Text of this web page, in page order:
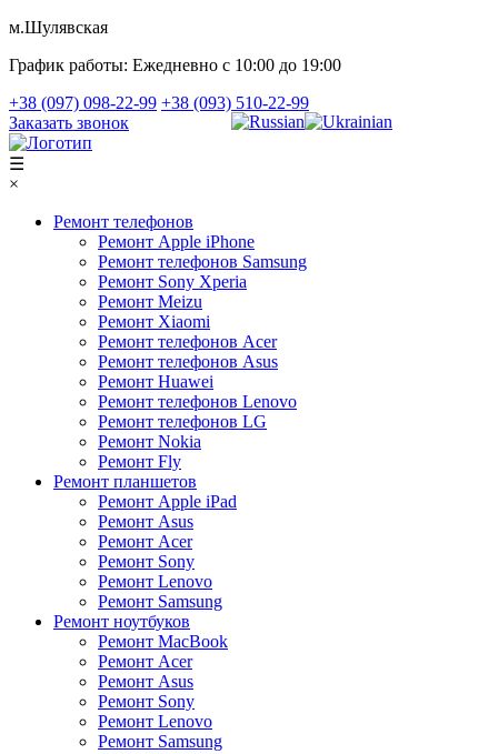
м.Шулявская
График работы: Ежедневно с 10:00 до 19:00
+38 (097) 098-22-99 +38 (093) 510-22-99
Заказать звонок
☰
×
Ремонт телефонов
Ремонт Apple iPhone
Ремонт телефонов Samsung
Ремонт Sony Xperia
Ремонт Meizu
Ремонт Xiaomi
Ремонт телефонов Acer
Ремонт телефонов Asus
Ремонт Huawei
Ремонт телефонов Lenovo
Ремонт телефонов LG
Ремонт Nokia
Ремонт Fly
Ремонт планшетов
Ремонт Apple iPad
Ремонт Asus
Ремонт Acer
Ремонт Sony
Ремонт Lenovo
Ремонт Samsung
Ремонт ноутбуков
Ремонт MacBook
Ремонт Acer
Ремонт Asus
Ремонт Sony
Ремонт Lenovo
Ремонт Samsung